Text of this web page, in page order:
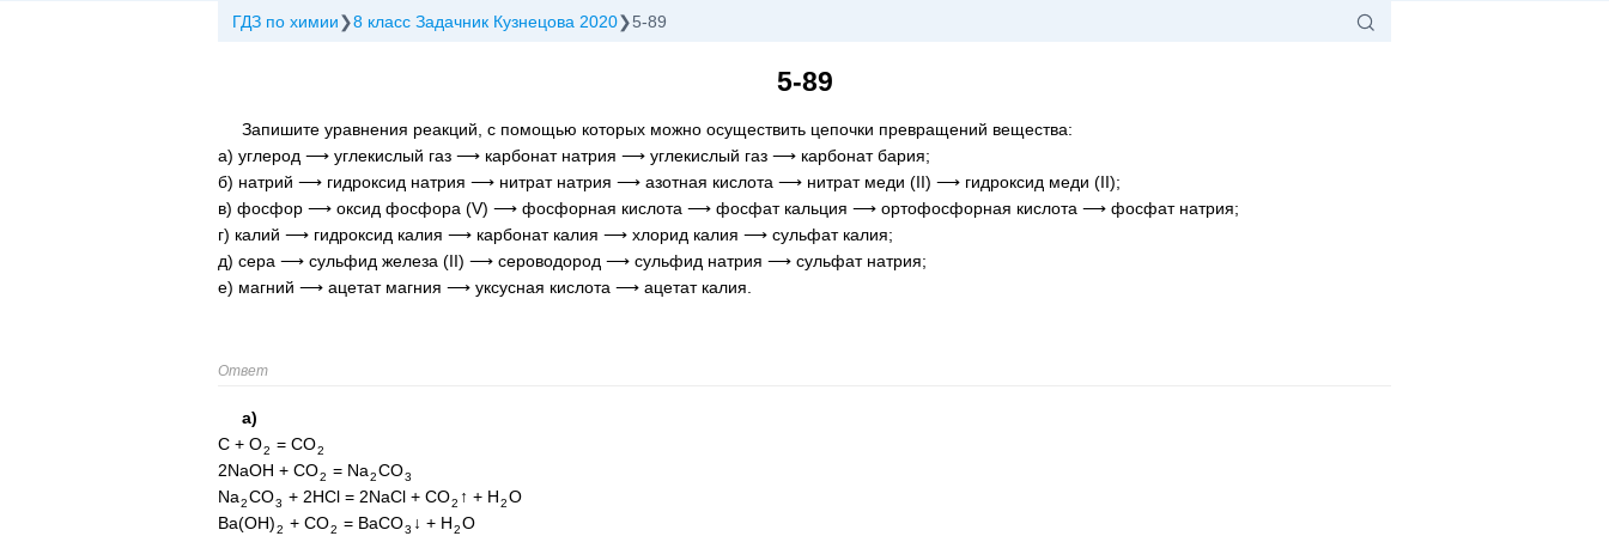
ГДЗ по химии 8 класс Задачник Кузнецова 2020 5-89
5-89
Запишите уравнения реакций, с помощью которых можно осуществить цепочки превращений вещества:
а) углерод ⟶ углекислый газ ⟶ карбонат натрия ⟶ углекислый газ ⟶ карбонат бария;
б) натрий ⟶ гидроксид натрия ⟶ нитрат натрия ⟶ азотная кислота ⟶ нитрат меди (II) ⟶ гидроксид меди (II);
в) фосфор ⟶ оксид фосфора (V) ⟶ фосфорная кислота ⟶ фосфат кальция ⟶ ортофосфорная кислота ⟶ фосфат натрия;
г) калий ⟶ гидроксид калия ⟶ карбонат калия ⟶ хлорид калия ⟶ сульфат калия;
д) сера ⟶ сульфид железа (II) ⟶ сероводород ⟶ сульфид натрия ⟶ сульфат натрия;
е) магний ⟶ ацетат магния ⟶ уксусная кислота ⟶ ацетат калия.
Ответ
а)
C + O2 = CO2
2NaOH + CO2 = Na2CO3
Na2CO3 + 2HCl = 2NaCl + CO2 ↑ + H2O
Ba(OH)2 + CO2 = BaCO3 ↓ + H2O